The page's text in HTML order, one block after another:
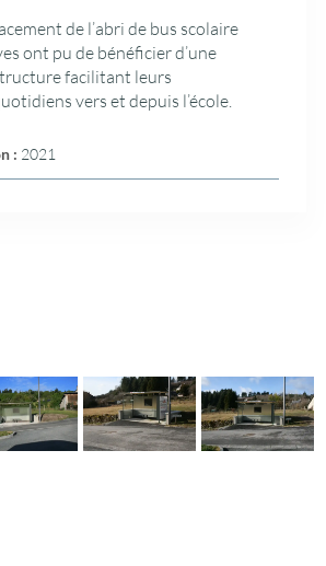
de l’abri de bus scolaire
ont pu de bénéficier d’une
facilitant leurs
vers et depuis l’école.
: 2021